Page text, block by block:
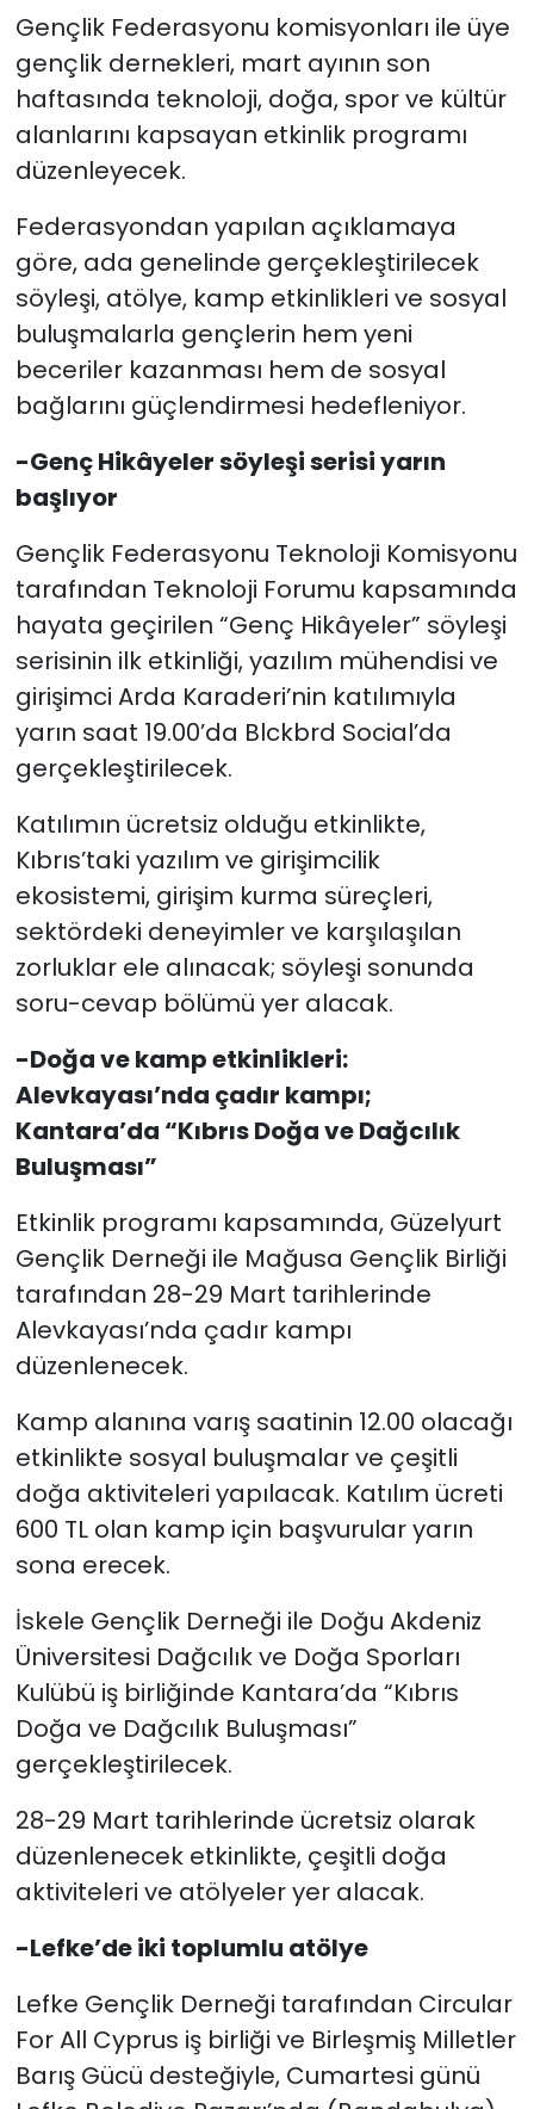
Gençlik Federasyonu komisyonları ile üye
gençlik dernekleri, mart ayının son
haftasında teknoloji, doğa, spor ve kültür
alanlarını kapsayan etkinlik programı
düzenleyecek.
Federasyondan yapılan açıklamaya
göre, ada genelinde gerçekleştirilecek
söyleşi, atölye, kamp etkinlikleri ve sosyal
buluşmalarla gençlerin hem yeni
beceriler kazanması hem de sosyal
bağlarını güçlendirmesi hedefleniyor.
-Genç Hikâyeler söyleşi serisi yarın
başlıyor
Gençlik Federasyonu Teknoloji Komisyonu
tarafından Teknoloji Forumu kapsamında
hayata geçirilen “Genç Hikâyeler” söyleşi
serisinin ilk etkinliği, yazılım mühendisi ve
girişimci Arda Karaderi’nin katılımıyla
yarın saat 19.00’da Blckbrd Social’da
gerçekleştirilecek.
Katılımın ücretsiz olduğu etkinlikte,
Kıbrıs’taki yazılım ve girişimcilik
ekosistemi, girişim kurma süreçleri,
sektördeki deneyimler ve karşılaşılan
zorluklar ele alınacak; söyleşi sonunda
soru-cevap bölümü yer alacak.
-Doğa ve kamp etkinlikleri:
Alevkayası’nda çadır kampı;
Kantara’da “Kıbrıs Doğa ve Dağcılık
Buluşması”
Etkinlik programı kapsamında, Güzelyurt
Gençlik Derneği ile Mağusa Gençlik Birliği
tarafından 28-29 Mart tarihlerinde
Alevkayası’nda çadır kampı
düzenlenecek.
Kamp alanına varış saatinin 12.00 olacağı
etkinlikte sosyal buluşmalar ve çeşitli
doğa aktiviteleri yapılacak. Katılım ücreti
600 TL olan kamp için başvurular yarın
sona erecek.
İskele Gençlik Derneği ile Doğu Akdeniz
Üniversitesi Dağcılık ve Doğa Sporları
Kulübü iş birliğinde Kantara’da “Kıbrıs
Doğa ve Dağcılık Buluşması”
gerçekleştirilecek.
28-29 Mart tarihlerinde ücretsiz olarak
düzenlenecek etkinlikte, çeşitli doğa
aktiviteleri ve atölyeler yer alacak.
-Lefke’de iki toplumlu atölye
Lefke Gençlik Derneği tarafından Circular
For All Cyprus iş birliği ve Birleşmiş Milletler
Barış Gücü desteğiyle, Cumartesi günü
SAĞLIK
Spor
Teknoloji
Video Galeri
YAŞAM
Yazarlar